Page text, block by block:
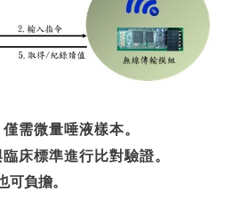
需微量唾液樣本。
床標準進行比對驗證。
可負擔。